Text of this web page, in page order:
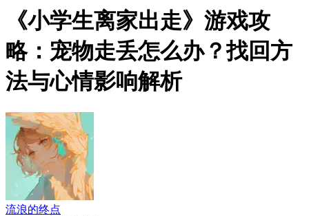
《小学生离家出走》游戏攻
略：宠物走丢怎么办？找回方
法与心情影响解析
流浪的终点